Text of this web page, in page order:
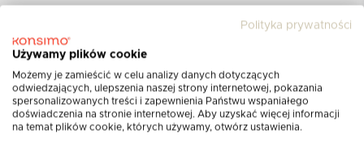
Znana duńska
meblarskim już od ponad 50 lat, ich produkty
powstająw Daniiz naturalnych materiałów
pozyskiwanych w zgodzie z ideą zrównoważonego
rozwoju. Marka otrzymała akredytacjeRady ds.
Odpowiedzialnej Gospodarki Leśnej,Rainforest
Polityka prywatności
Używamy plików cookie
Możemy je zamieścić w celu analizy danych dotyczących
odwiedzających, ulepszenia naszej strony internetowej, pokazania
spersonalizowanych treści i zapewnienia Państwu wspaniałego
doświadczenia na stronie internetowej. Aby uzyskać więcej informacji
na temat plików cookie, których używamy, otwórz ustawienia.